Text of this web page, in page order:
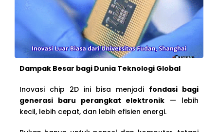
Dampak Besar bagi Dunia Teknologi Global
Inovasi chip 2D ini bisa menjadi fondasi bagi
generasi baru perangkat elektronik — lebih
kecil, lebih cepat, dan lebih efisien energi.